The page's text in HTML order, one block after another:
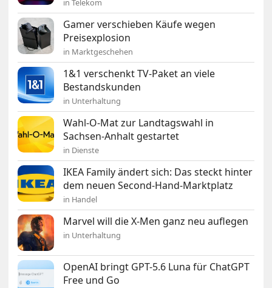
in Telekom
Gamer verschieben Käufe wegen
Preisexplosion
in Marktgeschehen
1&1 verschenkt TV-Paket an viele
Bestandskunden
in Unterhaltung
Wahl-O-Mat zur Landtagswahl in
Sachsen-Anhalt gestartet
in Dienste
IKEA Family ändert sich: Das steckt hinter
dem neuen Second-Hand-Marktplatz
in Handel
Marvel will die X-Men ganz neu auflegen
in Unterhaltung
OpenAI bringt GPT-5.6 Luna für ChatGPT
Free und Go